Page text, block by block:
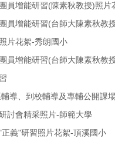
員增能研習(陳素秋教授)照片
員增能研習(台師大陳素秋教
片花絮-秀朗國小
員增能研習(台師大陳素秋教
導、到校輔導及專輔公開課
討會精采照片-師範大學
義"研習照片花絮-頂溪國小